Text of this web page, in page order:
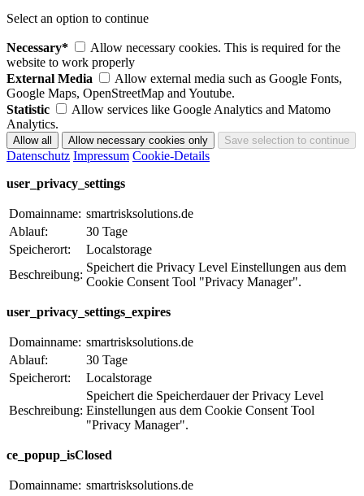
Select an option to continue
Necessary*
Allow necessary cookies. This is required for the
website to work properly
External Media
Allow external media such as Google Fonts,
Google Maps, OpenStreetMap and Youtube.
Statistic
Allow services like Google Analytics and Matomo
Analytics.
Datenschutz Impressum Cookie-Details
user_privacy_settings
Domainname: smartrisksolutions.de
Ablauf:
30 Tage
Speicherort:
Localstorage
Beschreibung:
Speichert die Privacy Level Einstellungen aus dem
Cookie Consent Tool "Privacy Manager".
user_privacy_settings_expires
Domainname: smartrisksolutions.de
Ablauf:
30 Tage
Speicherort:
Localstorage
Beschreibung:
Speichert die Speicherdauer der Privacy Level
Einstellungen aus dem Cookie Consent Tool
"Privacy Manager".
ce_popup_isClosed
Domainname: smartrisksolutions.de